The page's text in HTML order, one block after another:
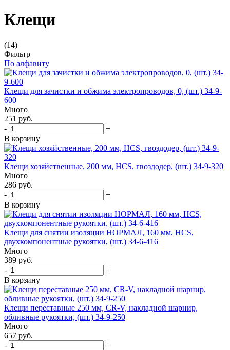
Клещи
(14)
Фильтр
По алфавиту
Клещи для зачистки и обжима электропроводов, 0, (шт.) 34-9-
600
Много
251 руб.
-
+
В корзину
Клещи хозяйственные, 200 мм, HCS, гвоздодер, (шт.) 34-9-320
Много
286 руб.
-
+
В корзину
Клещи для снятии изоляции НОРМАЛ, 160 мм, HCS,
двухкомпонентные рукоятки, (шт.) 34-6-416
Много
389 руб.
-
+
В корзину
Клещи переставные 250 мм, CR-V, накладной шарнир,
обливные рукоятки, (шт.) 34-9-250
Много
657 руб.
-
+